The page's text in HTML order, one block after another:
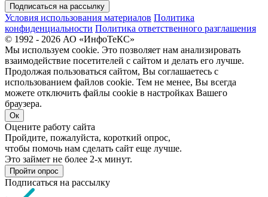
Подписаться на рассылку
Условия использования материалов Политика
конфиденциальности Политика ответственного разглашения
© 1992 - 2026 АО «ИнфоТеКС»
Мы используем cookie. Это позволяет нам анализировать
взаимодействие посетителей с сайтом и делать его лучше.
Продолжая пользоваться сайтом, Вы соглашаетесь с
использованием файлов cookie. Тем не менее, Вы всегда
можете отключить файлы cookie в настройках Вашего
браузера.
Ок
Оцените работу сайта
Пройдите, пожалуйста, короткий опрос,
чтобы помочь нам сделать сайт еще лучше.
Это займет не более 2-х минут.
Пройти опрос
Подписаться на рассылку